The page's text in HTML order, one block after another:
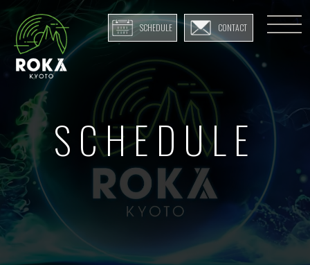
SCHEDULE CONTACT
SCHEDULE